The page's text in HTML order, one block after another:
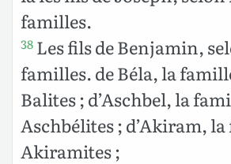
familles.
38 Les fils de Benjamin,
familles. de Béla, la
Balites ; d’Aschbel, la
Aschbélites ; d’Akiram,
Akiramites ;